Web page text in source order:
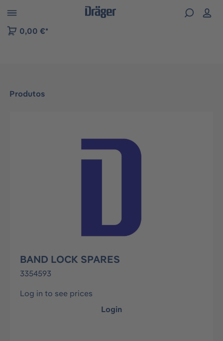
to B2B platform navigation
0,00 €*
Produtos
Ignorar galeria de imagens
BAND LOCK SPARES
3354593
Log in to see prices
Login